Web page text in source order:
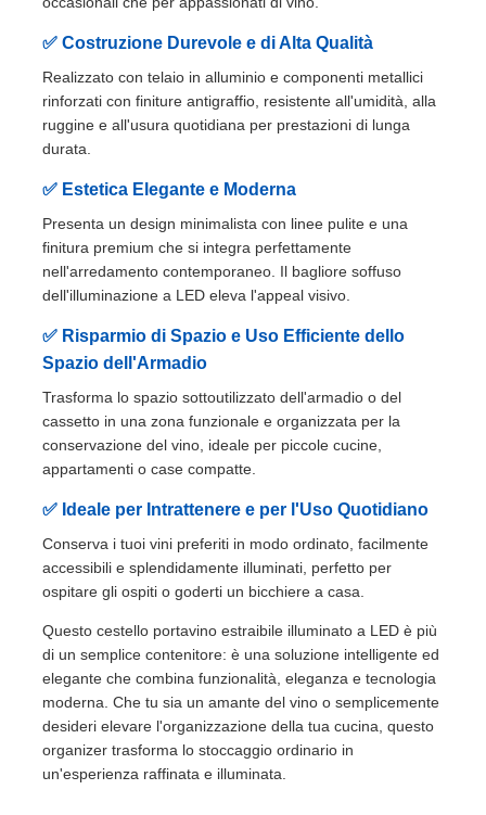
Tutti i casi
Richiedere un preventivo
Cerniera di porta del Governo
Slide del cassetto
Soluzione per la conservazione in cucina
Organizzazione dell'armadio
Staffa per pensile
Fabbricazione di apparecchiature per lamine
accessori per armadi
Lavello e rubinetto della cucina
vassoio della coltelleria
✅ Costruzione Durevole e di Alta Qualità
Realizzato con telaio in alluminio e componenti metallici
rinforzati con finiture antigraffio, resistente all'umidità, alla
ruggine e all'usura quotidiana per prestazioni di lunga
durata.
✅ Estetica Elegante e Moderna
Presenta un design minimalista con linee pulite e una
finitura premium che si integra perfettamente
nell'arredamento contemporaneo. Il bagliore soffuso
dell'illuminazione a LED eleva l'appeal visivo.
✅ Risparmio di Spazio e Uso Efficiente dello
Spazio dell'Armadio
Trasforma lo spazio sottoutilizzato dell'armadio o del
cassetto in una zona funzionale e organizzata per la
conservazione del vino, ideale per piccole cucine,
appartamenti o case compatte.
✅ Ideale per Intrattenere e per l'Uso Quotidiano
Conserva i tuoi vini preferiti in modo ordinato, facilmente
accessibili e splendidamente illuminati, perfetto per
ospitare gli ospiti o goderti un bicchiere a casa.
Questo cestello portavino estraibile illuminato a LED è più
di un semplice contenitore: è una soluzione intelligente ed
elegante che combina funzionalità, eleganza e tecnologia
moderna. Che tu sia un amante del vino o semplicemente
desideri elevare l'organizzazione della tua cucina, questo
organizer trasforma lo stoccaggio ordinario in
un'esperienza raffinata e illuminata.